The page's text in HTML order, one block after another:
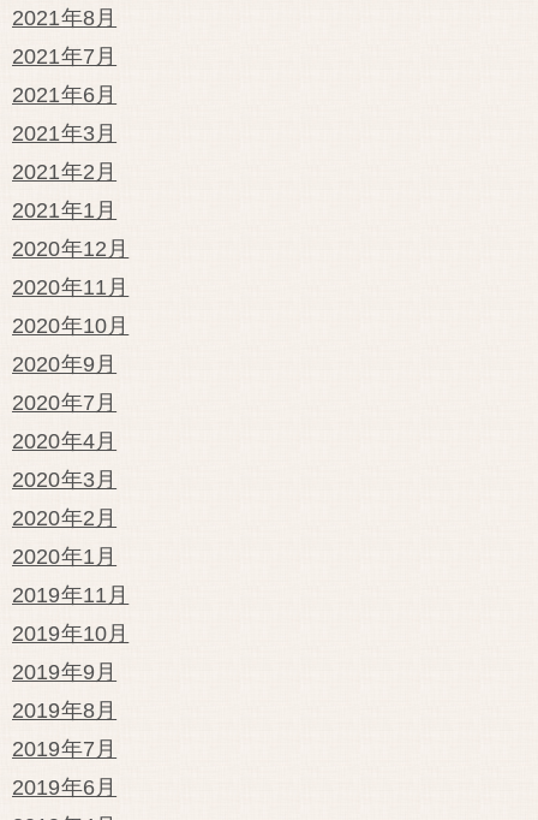
2021年8月
2021年7月
2021年6月
2021年3月
2021年2月
2021年1月
2020年12月
2020年11月
2020年10月
2020年9月
2020年7月
2020年4月
2020年3月
2020年2月
2020年1月
2019年11月
2019年10月
2019年9月
2019年8月
2019年7月
2019年6月